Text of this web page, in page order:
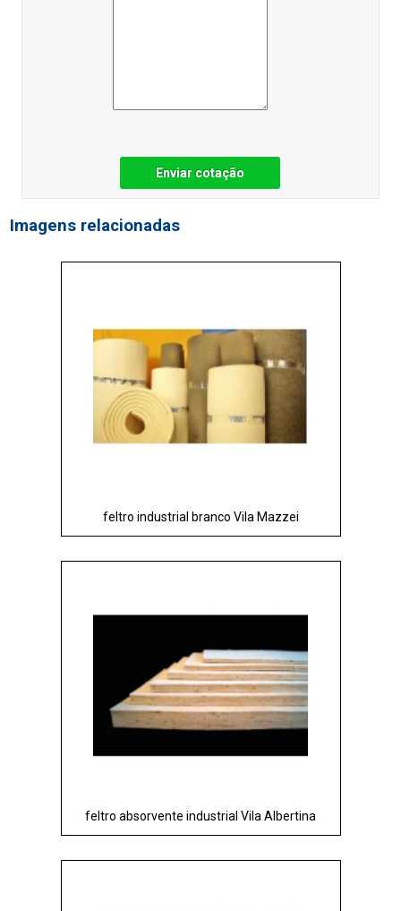
Enviar cotação
Imagens relacionadas
feltro industrial branco Vila Mazzei
feltro absorvente industrial Vila Albertina